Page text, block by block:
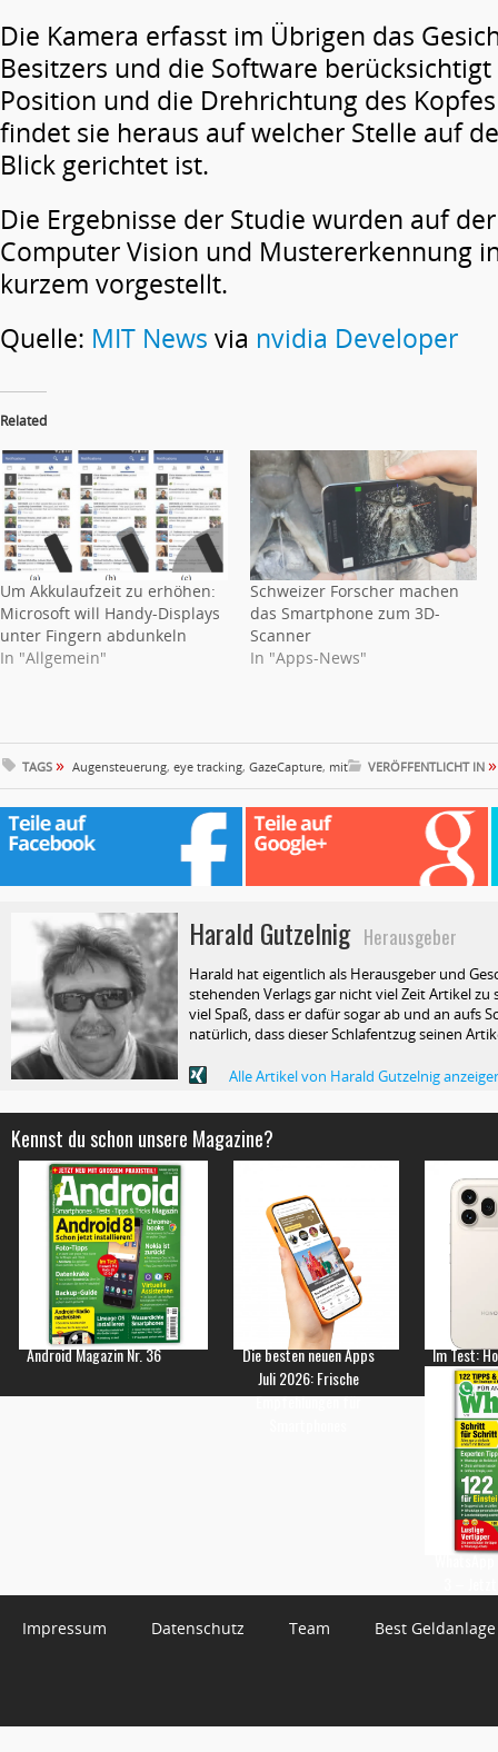
Die Kamera erfasst im Übrigen das
Besitzers und die Software
Position und die Drehrichtung des
findet sie heraus auf welcher Stelle auf
Blick gerichtet ist.
Die Ergebnisse der Studie wurden auf
Computer Vision und Mustererkennung
kurzem vorgestellt.
Quelle: MIT News via nvidia Developer
Related
Um Akkulaufzeit zu erhöhen:
Microsoft will Handy-Displays
unter Fingern abdunkeln
In "Allgemein"
Schweizer Forscher machen
das Smartphone zum 3D-
Scanner
In "Apps-News"
TAGS » Augensteuerung, eye tracking, GazeCapture, mit VERÖFFENTLICHT IN »
Harald GutzelnigHerausgeber
Harald hat eigentlich als Herausgeber und
stehenden Verlags gar nicht viel Zeit Artikel
viel Spaß, dass er dafür sogar ab und an aufs
natürlich, dass dieser Schlafentzug seinen
Alle Artikel von Harald Gutzelnig
Kennst du schon unsere Magazine?
Android Magazin Nr. 36
Die besten neuen Apps
Juli 2026: Frische
Empfehlungen für
Im Test:
Impressum Datenschutz Team Best Geldanlage